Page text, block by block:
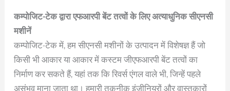
कम्पोजिट-टेक द्वारा एफआरपी बेंट तत्वों के लिए अत्याधुनिक सीएनसी
मशीनें
कम्पोजिट-टेक में, हम सीएनसी मशीनों के उत्पादन में विशेषज्ञ हैं जो
किसी भी आकार या आकार में कस्टम जीएफआरपी बेंट तत्वों का
निर्माण कर सकते हैं, यहां तक कि रिवर्स एंगल वाले भी, जिन्हें पहले
असंभव माना जाता था। हमारी तकनीक इंजीनियरों और वास्तुकारों